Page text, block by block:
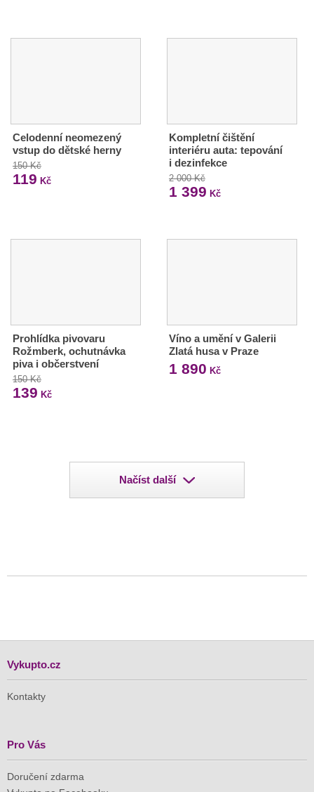
Celodenní neomezený
vstup do dětské herny
150 Kč
119 Kč
Kompletní čištění
interiéru auta: tepování
i dezinfekce
2 000 Kč
1 399 Kč
Prohlídka pivovaru
Rožmberk, ochutnávka
piva i občerstvení
150 Kč
139 Kč
Víno a umění v Galerii
Zlatá husa v Praze
1 890 Kč
Načíst další
Vykupto.cz
Kontakty
Pro Vás
Doručení zdarma